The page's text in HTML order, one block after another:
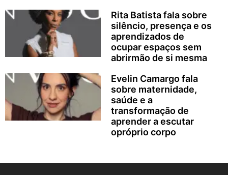
Rita Batista fala sobre
silêncio, presença e os
aprendizados de
ocupar espaços sem
abrirmão de si mesma
Evelin Camargo fala
sobre maternidade,
saúde e a
transformação de
aprender a escutar
opróprio corpo